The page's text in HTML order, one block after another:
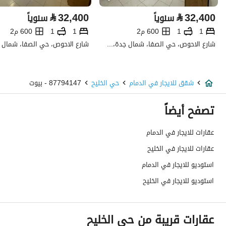
نوع الإعلان
استخدام العقار
-
السعر
13600
المساحة
عدد الغرف
خدمات العقار
صرف صحي
نعم
⃁32,400 سنوياً
1
1
600 م2
شارع الاحوص، حي الصفا، شمال جدة، جدة
⃁32,400 سنوياً
1
1 600 م2
شقق للايجار في الدمام حي الخليح 87794147 - بيوت
تصفح أيضاً
عقارات للايجار في الدمام
عقارات للايجار في الخليح
استوديو للايجار في الدمام
استوديو للايجار في الخليح
عقارات قريبة من حي الخليح